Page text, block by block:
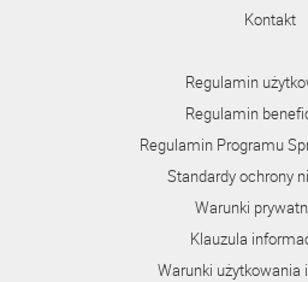
Kontakt
Regulamin
Regulamin
Regulamin Programu
Standardy ochrony
Warunki
Klauzula
Warunki użytkowania